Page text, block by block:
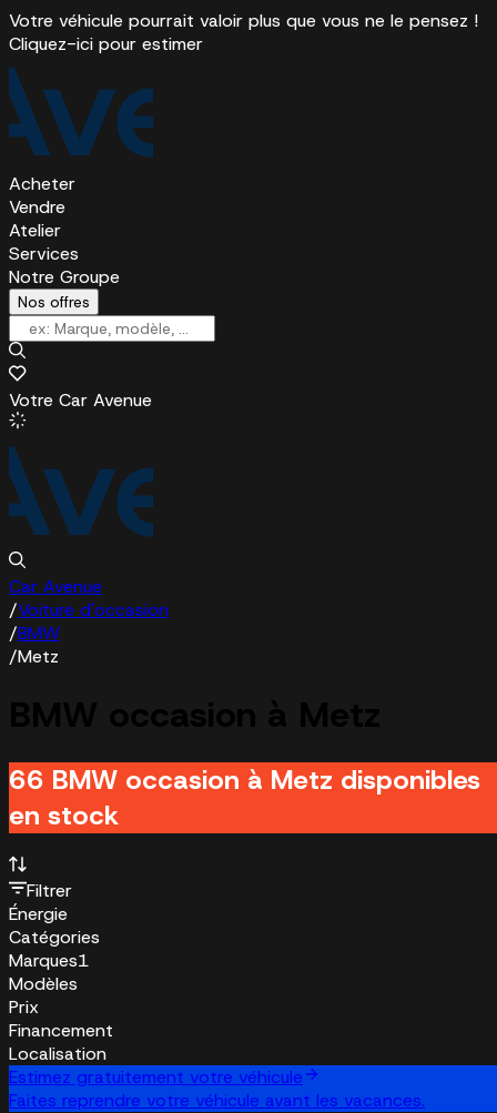
Votre véhicule pourrait valoir plus que vous ne le pensez !
Cliquez-ici pour estimer
Acheter
Vendre
Atelier
Services
Notre Groupe
Nos offres
Votre Car Avenue
Car Avenue
/Voiture d'occasion
/BMW
/Metz
66 BMW occasion à Metz disponibles
en stock
Filtrer
Énergie
Catégories
Marques1
Modèles
Prix
Financement
Localisation
Estimez gratuitement votre véhicule
Faites reprendre votre véhicule avant les vacances.